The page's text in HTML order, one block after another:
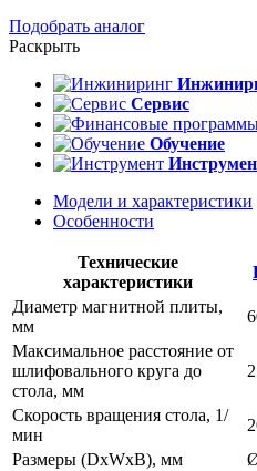
Подобрать аналог
Раскрыть
Сервис
Обучение
Модели и характеристики
Особенности
Технические
характеристики
Диаметр магнитной плиты,
мм
Максимальное расстояние от
шлифовального круга до
стола, мм
Скорость вращения стола, 1/
мин
Размеры (DxWxB), мм